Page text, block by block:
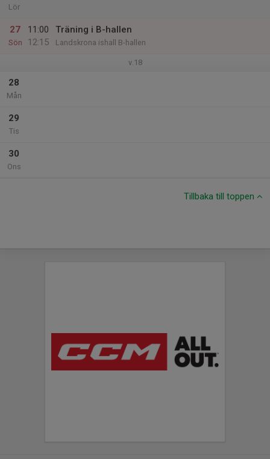
Lör
27
Sön
11:00
12:15
Träning i B-hallen
Landskrona ishall B-hallen
v.18
28
Mån
29
Tis
30
Ons
Tillbaka till toppen